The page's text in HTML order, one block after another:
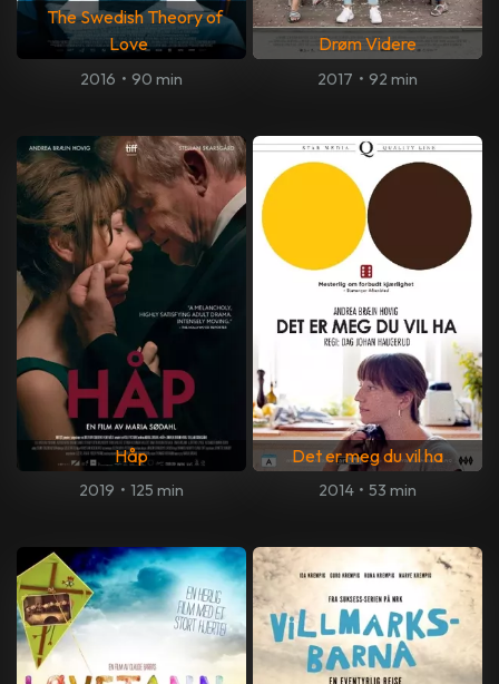
The Swedish Theory of
Love
2016 • 90 min
Drøm Videre
2017 • 92 min
Håp
2019 • 125 min
Det er meg du vil ha
2014 • 53 min